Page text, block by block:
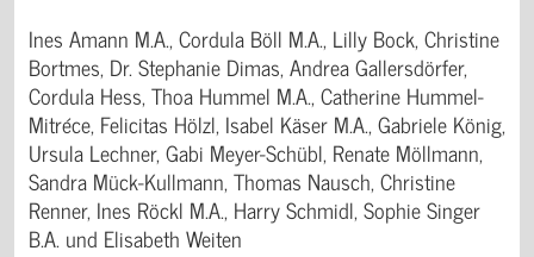
Ines Amann M.A., Cordula Böll M.A., Lilly Bock, Christine
Bortmes, Dr. Stephanie Dimas, Andrea Gallersdörfer,
Cordula Hess, Thoa Hummel M.A., Catherine Hummel-
Mitréce, Felicitas Hölzl, Isabel Käser M.A., Gabriele König,
Ursula Lechner, Gabi Meyer-Schübl, Renate Möllmann,
Sandra Mück-Kullmann, Thomas Nausch, Christine
Renner, Ines Röckl M.A., Harry Schmidl, Sophie Singer
B.A. und Elisabeth Weiten